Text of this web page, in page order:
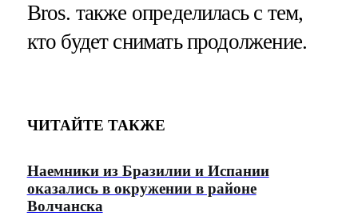
Bros. также определилась с тем,
кто будет снимать продолжение.
ЧИТАЙТЕ ТАКЖЕ
Наемники из Бразилии и Испании
оказались в окружении в районе
Волчанска